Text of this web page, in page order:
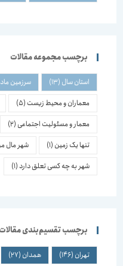
برچسب مجموعه مقالات
استان سال(13) سرزمین مادری
معماران و محیط زیست(5)
معمار و مسئولیت اجتماعی(2)
تنها یک زمین(1) شهر مال من
شهر به چه کسی تعلق دارد(1)
برچسب تقسیم‌بندی مقالات
تهران(146) همدان(27)